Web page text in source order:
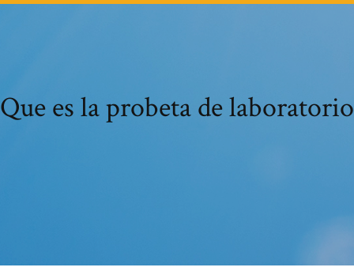
Que es la probeta de laboratorio